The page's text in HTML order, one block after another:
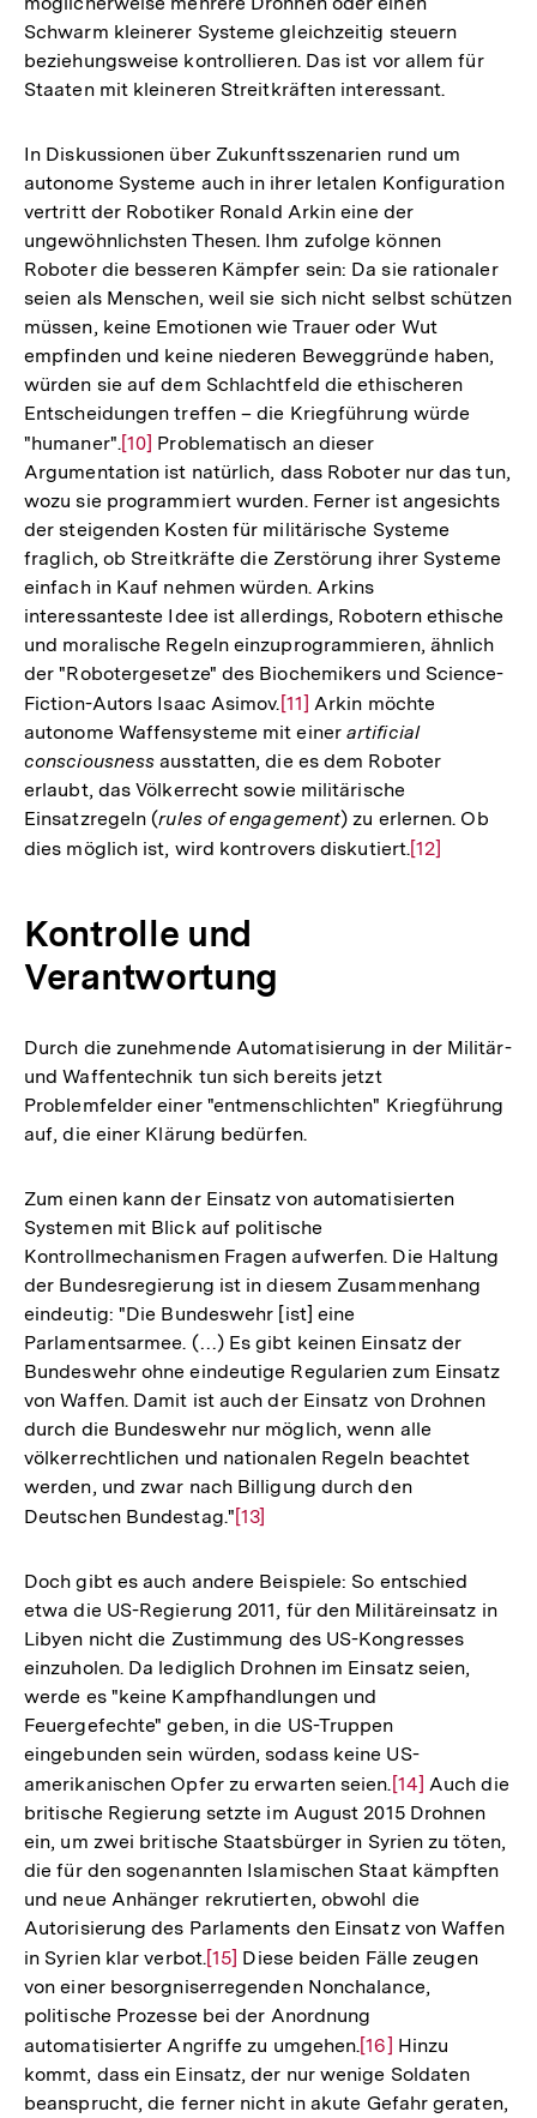
Schwarm kleinerer Systeme gleichzeitig steuern
beziehungsweise kontrollieren. Das ist vor allem für
Staaten mit kleineren Streitkräften interessant.
In Diskussionen über Zukunftsszenarien rund um
autonome Systeme auch in ihrer letalen Konfiguration
vertritt der Robotiker Ronald Arkin eine der
ungewöhnlichsten Thesen. Ihm zufolge können
Roboter die besseren Kämpfer sein: Da sie rationaler
seien als Menschen, weil sie sich nicht selbst schützen
müssen, keine Emotionen wie Trauer oder Wut
empfinden und keine niederen Beweggründe haben,
würden sie auf dem Schlachtfeld die ethischeren
Entscheidungen treffen – die Kriegführung würde
"humaner".Zur
Auflösung
der
Fußnote
[10] Problematisch an dieser
Argumentation ist natürlich, dass Roboter nur das tun,
wozu sie programmiert wurden. Ferner ist angesichts
der steigenden Kosten für militärische Systeme
fraglich, ob Streitkräfte die Zerstörung ihrer Systeme
einfach in Kauf nehmen würden. Arkins
interessanteste Idee ist allerdings, Robotern ethische
und moralische Regeln einzuprogrammieren, ähnlich
der "Robotergesetze" des Biochemikers und Science-
Fiction-Autors Isaac Asimov. Zur
Auflösung
der
Fußnote
[11] Arkin möchte
autonome Waffensysteme mit einer artificial
consciousness ausstatten, die es dem Roboter
erlaubt, das Völkerrecht sowie militärische
Einsatzregeln (rules of engagement) zu erlernen. Ob
dies möglich ist, wird kontrovers diskutiert.Zur
[12]
Kontrolle und
Verantwortung
Durch die zunehmende Automatisierung in der Militär-
und Waffentechnik tun sich bereits jetzt
Problemfelder einer "entmenschlichten" Kriegführung
auf, die einer Klärung bedürfen.
Zum einen kann der Einsatz von automatisierten
Systemen mit Blick auf politische
Kontrollmechanismen Fragen aufwerfen. Die Haltung
der Bundesregierung ist in diesem Zusammenhang
eindeutig: "Die Bundeswehr [ist] eine
Parlamentsarmee. (…) Es gibt keinen Einsatz der
Bundeswehr ohne eindeutige Regularien zum Einsatz
von Waffen. Damit ist auch der Einsatz von Drohnen
durch die Bundeswehr nur möglich, wenn alle
völkerrechtlichen und nationalen Regeln beachtet
werden, und zwar nach Billigung durch den
Deutschen Bundestag."Zur
der
Fußnote
[13]
Doch gibt es auch andere Beispiele: So entschied
etwa die US-Regierung 2011, für den Militäreinsatz in
Libyen nicht die Zustimmung des US-Kongresses
einzuholen. Da lediglich Drohnen im Einsatz seien,
werde es "keine Kampfhandlungen und
Feuergefechte" geben, in die US-Truppen
eingebunden sein würden, sodass keine US-
amerikanischen Opfer zu erwarten seien. Zur
Auflösung
der
Fußnote
[14] Auch die
britische Regierung setzte im August 2015 Drohnen
ein, um zwei britische Staatsbürger in Syrien zu töten,
die für den sogenannten Islamischen Staat kämpften
und neue Anhänger rekrutierten, obwohl die
Autorisierung des Parlaments den Einsatz von Waffen
in Syrien klar verbot.Zur
Auflösung
der
Fußnote
[15] Diese beiden Fälle zeugen
von einer besorgniserregenden Nonchalance,
politische Prozesse bei der Anordnung
automatisierter Angriffe zu umgehen.Zur
Auflösung
der
[16] Hinzu
kommt, dass ein Einsatz, der nur wenige Soldaten
beansprucht, die ferner nicht in akute Gefahr geraten,